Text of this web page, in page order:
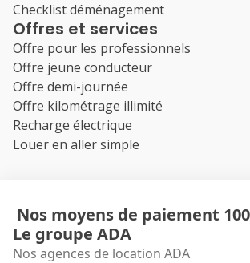
Checklist déménagement
Offres et services
Offre pour les professionnels
Offre jeune conducteur
Offre demi-journée
Offre kilométrage illimité
Recharge électrique
Louer en aller simple
Nos moyens de paiement
Le groupe ADA
Nos agences de location ADA